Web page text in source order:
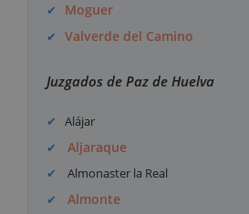
Moguer
Valverde del Camino
Juzgados de Paz de Huelva
Alájar
Aljaraque
Almonaster la Real
Almonte